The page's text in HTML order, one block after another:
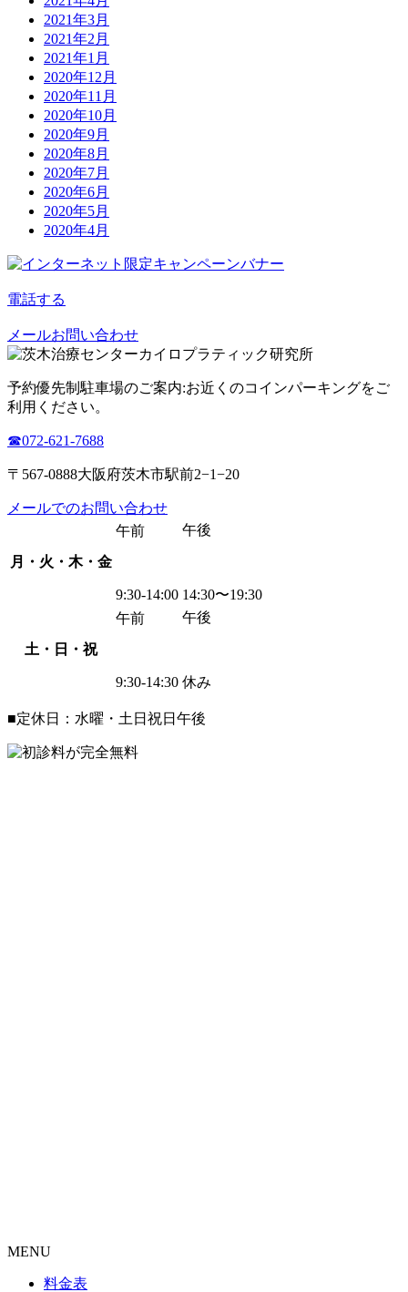
2021年3月
2021年2月
2021年1月
2020年12月
2020年11月
2020年10月
2020年9月
2020年8月
2020年7月
2020年6月
2020年5月
2020年4月
電話する
メールお問い合わせ
予約優先制 駐車場のご案内:お近くのコインパーキングをご
利用ください。
☎︎072-621-7688
〒567-0888大阪府茨木市駅前2−1−20
メールでのお問い合わせ
月・火・木・金
午前
9:30-14:00
午後
14:30〜19:30
土・日・祝
午前
9:30-14:30
午後
休み
■定休日：水曜・土日祝日午後
MENU
料金表